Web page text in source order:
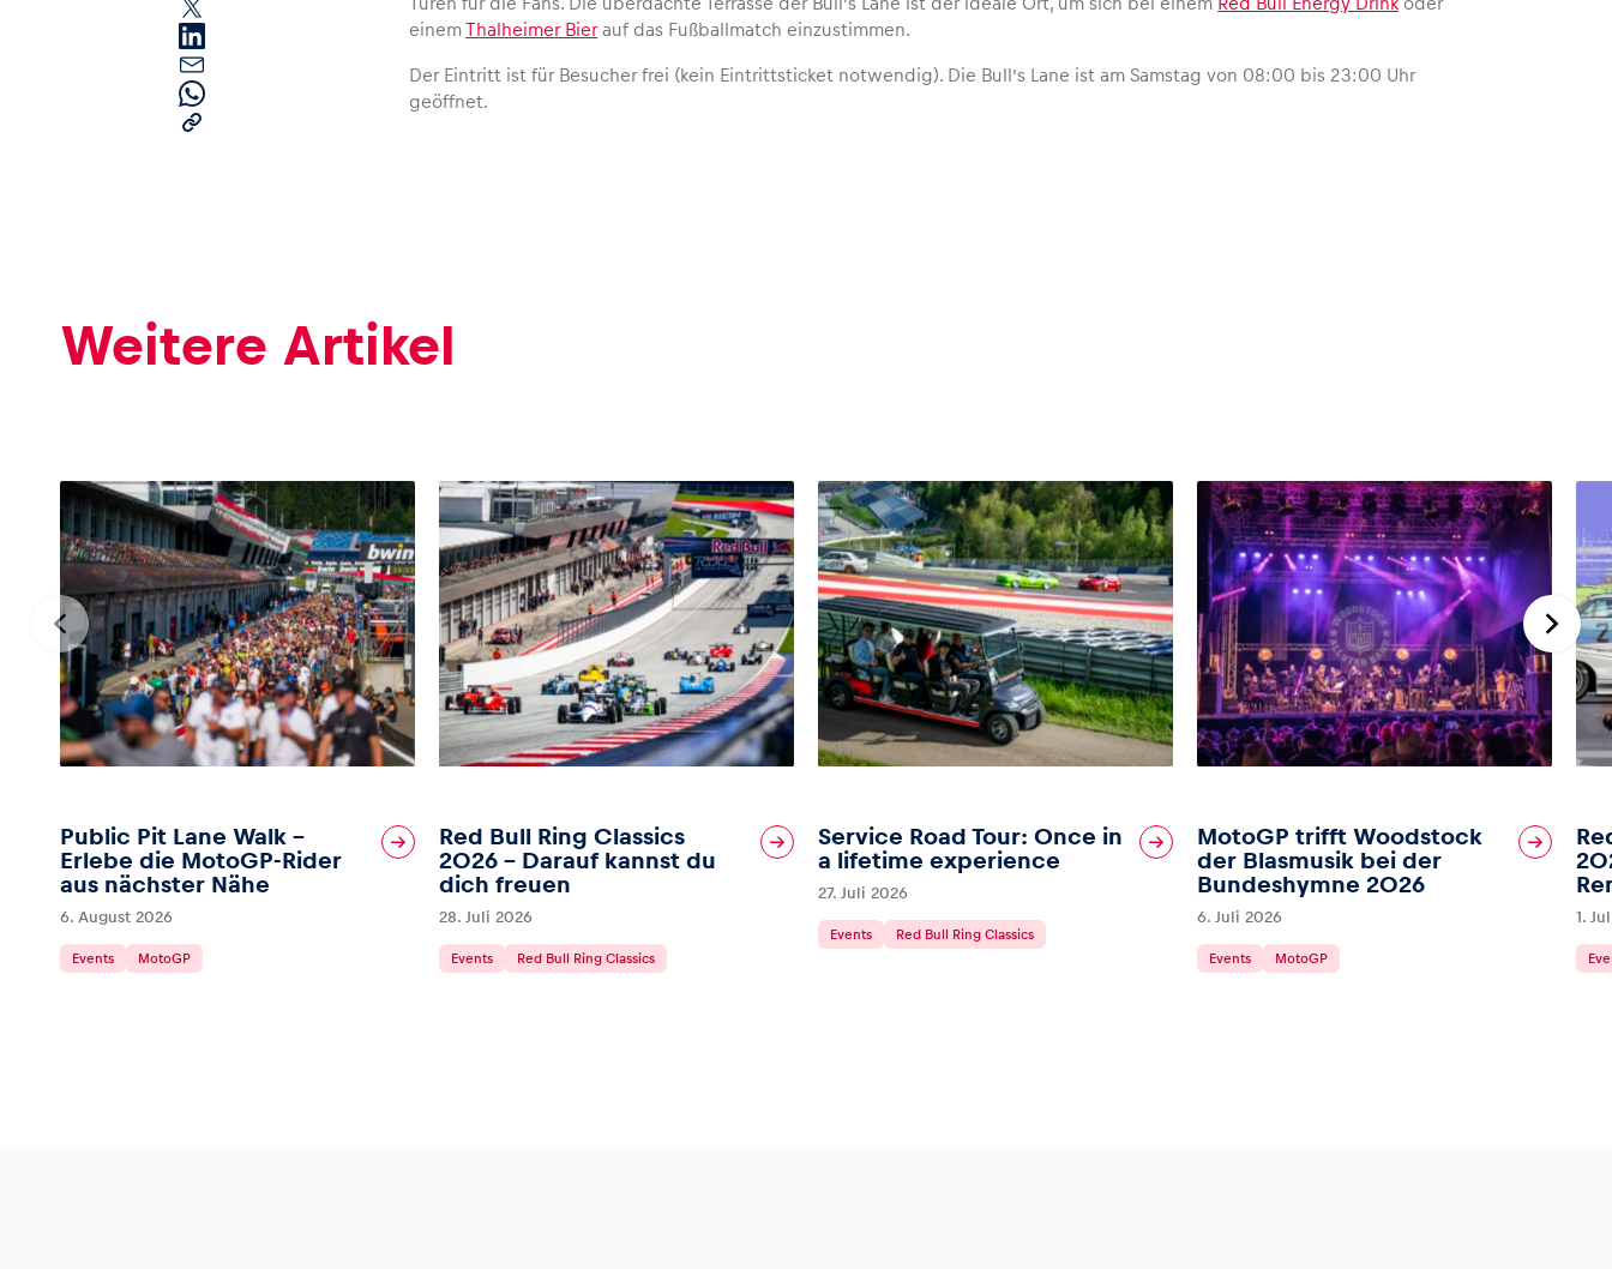
Fahrzeug
Alle anzeigen
Business
Alle anzeigen
einemThalheimer Bierauf das Fußballmatch einzustimmen.
Der Eintritt ist für Besucher frei (kein Eintrittsticket notwendig). Die Bull’s Lane ist am Samstag von 08:00 bis 23:00 Uhr
geöffnet.
Weitere Artikel
Public Pit Lane Walk –
Erlebe die MotoGP-Rider
aus nächster Nähe
6. August 2026
Events MotoGP
Red Bull Ring Classics
2026 – Darauf kannst du
dich freuen
28. Juli 2026
Events Red Bull Ring Classics
Service Road Tour: Once in
a lifetime experience
27. Juli 2026
Events Red Bull Ring Classics
MotoGP trifft Woodstock
der Blasmusik bei der
Bundeshymne 2026
6. Juli 2026
Events MotoGP
1.